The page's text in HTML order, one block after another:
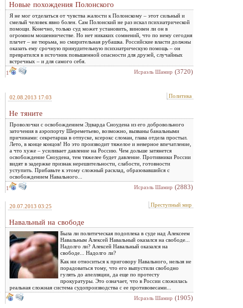
Новые похождения Полонского
Я не мог отделаться от чувства жалости к Полонскому – этот сильный и
смелый человек явно болен. Сам Полонский не раз искал психиатрической
помощи. Конечно, только суд может установить, виновен ли он в
огромном мошенничестве. Но нет никаких сомнений, что по нему сегодня
плачет – не тюрьма, но смирительная рубашка. Российские власти должны
оказать ему срочную принудительную психиатрическую помощь – он
превратился в источник повышенной опасности для друзей, случайных
встречных – и для самого себя.
1
Исраэль Шамир (3720)
02.08.2013 17:03 Политика
Не тяните
Проволочки с освобождением Эдварда Сноудена из его добровольного
заточения в аэропорту Шереметьево, возможно, вызваны банальными
причинами: секретарша в отпуске, ксерокс сломан, глава отдела простыл.
Лето, в конце концов! Но это производит тяжелое и неверное впечатление,
а что хуже – усиливает давление на Россию. Чем дольше затянется
освобождение Сноудена, тем тяжелее будет давление. Противники России
видят в задержке признак нерешительности, слабости, готовности
уступить. Прибавьте к этому сложный расклад, образовавшийся с
освобождением Навального...
1
Исраэль Шамир (2883)
20.07.2013 03:25 Преступный мир
Навальный на свободе
Была ли политическая подоплека в суде над Алексеем
Навальным Алексей Навальный оказался на свободе...
Надолго ли? Алексей Навальный оказался на
свободе... Надолго ли?
Как ни относиться к приговору Навального, нельзя не
порадоваться тому, что его выпустили свободно
гулять до апелляции, да еще по протесту
прокуратуры. Это означает, что в России сложилась
реальная сложная система судопроизводства с ее противовесами...
Исраэль Шамир (1905)